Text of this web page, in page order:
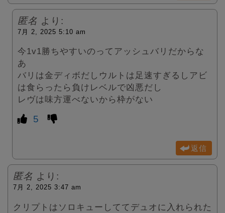
匿名 より:
7月 2, 2025 5:10 am
今1v1勝ちやすいのってアッシュバリだからな
あ
バリは金ディボだしウルトは足速すぎるしアビ
は食らったら負けレベルで凶悪だし
レヴは味方運べないから枠がない
5
返信
匿名 より:
7月 2, 2025 3:47 am
クリプトはソロキューしててデュオに入れられた